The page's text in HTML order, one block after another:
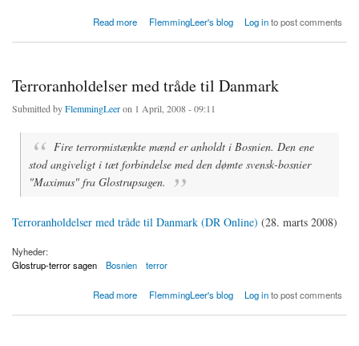
Read more
about Udvisning af terrordømt trækker udFlemmingLeer's blog Log into post comments
Terroranholdelser med tråde til Danmark
Submitted byFlemmingLeeron 1 April, 2008 - 09:11
Fire terrormistænkte mænd er anholdt i Bosnien. Den ene
stod angiveligt i tæt forbindelse med den dømte svensk-bosnier
"Maximus" fra Glostrupsagen.
Terroranholdelser med tråde til Danmark (DR Online) (28. marts 2008)
Nyheder:
Glostrup-terror sagen
Bosnien terror
Read more
about Terroranholdelser med tråde til DanmarkFlemmingLeer's blog Log into post comments